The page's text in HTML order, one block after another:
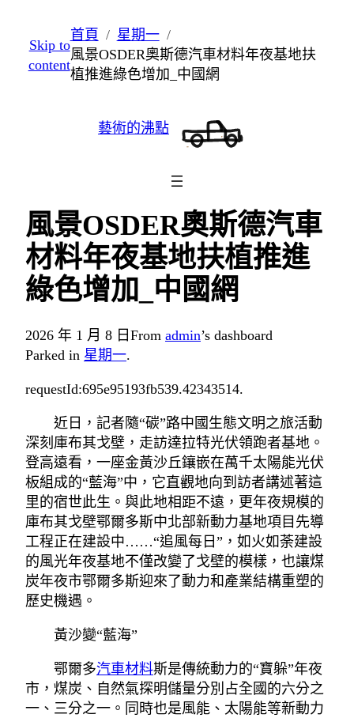
至
主
Skip to
content
首頁
星期一
風景OSDER奧斯德汽車材料年夜基地扶
植推進綠色增加_中國網
藝術的沸點
風景OSDER奧斯德汽車
材料年夜基地扶植推進
綠色增加_中國網
2026 年 1 月 8 日 From admin’s dashboard
Parked in 星期一.
requestId:695e95193fb539.42343514.
近日，記者隨“碳”路中國生態文明之旅活動
深刻庫布其戈壁，走訪達拉特光伏領跑者基地。
登高遠看，一座金黃沙丘鑲嵌在萬千太陽能光伏
板組成的“藍海”中，它直觀地向到訪者講述著這
里的宿世此生。與此地相距不遠，更年夜規模的
庫布其戈壁鄂爾多斯中北部新動力基地項目先導
工程正在建設中……“追風每日”，如火如荼建設
的風光年夜基地不僅改變了戈壁的模樣，也讓煤
炭年夜市鄂爾多斯迎來了動力和產業結構重塑的
歷史機遇。
黃沙變“藍海”
鄂爾多汽車材料斯是傳統動力的“寶躲”年夜
市，煤炭、自然氣探明儲量分別占全國的六分之
一、三分之一。同時也是風能、太陽能等新動力